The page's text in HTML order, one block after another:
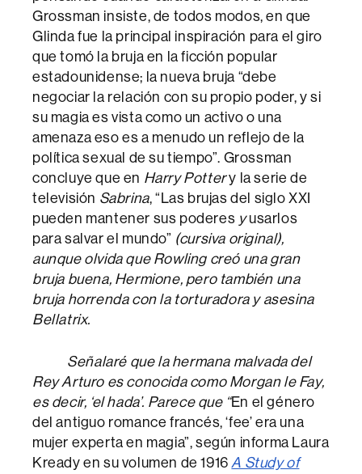
Grossman insiste, de todos modos, en que
Glinda fue la principal inspiración para el giro
que tomó la bruja en la ficción popular
estadounidense; la nueva bruja “debe
negociar la relación con su propio poder, y si
su magia es vista como un activo o una
amenaza eso es a menudo un reflejo de la
política sexual de su tiempo”. Grossman
concluye que en Harry Pottery la serie de
televisión Sabrina, “Las brujas del siglo XXI
pueden mantener sus poderes yusarlos
para salvar el mundo” (cursiva original),
aunque olvida que Rowling creó una gran
bruja buena, Hermione, pero también una
bruja horrenda con la torturadora y asesina
Bellatrix.
Señalaré que la hermana malvada del
Rey Arturo es conocida como Morgan le Fay,
es decir, ‘el hada’. Parece que “En el género
del antiguo romance francés, ‘fee’ era una
mujer experta en magia”, según informa Laura
Kready en su volumen de 1916A Study of